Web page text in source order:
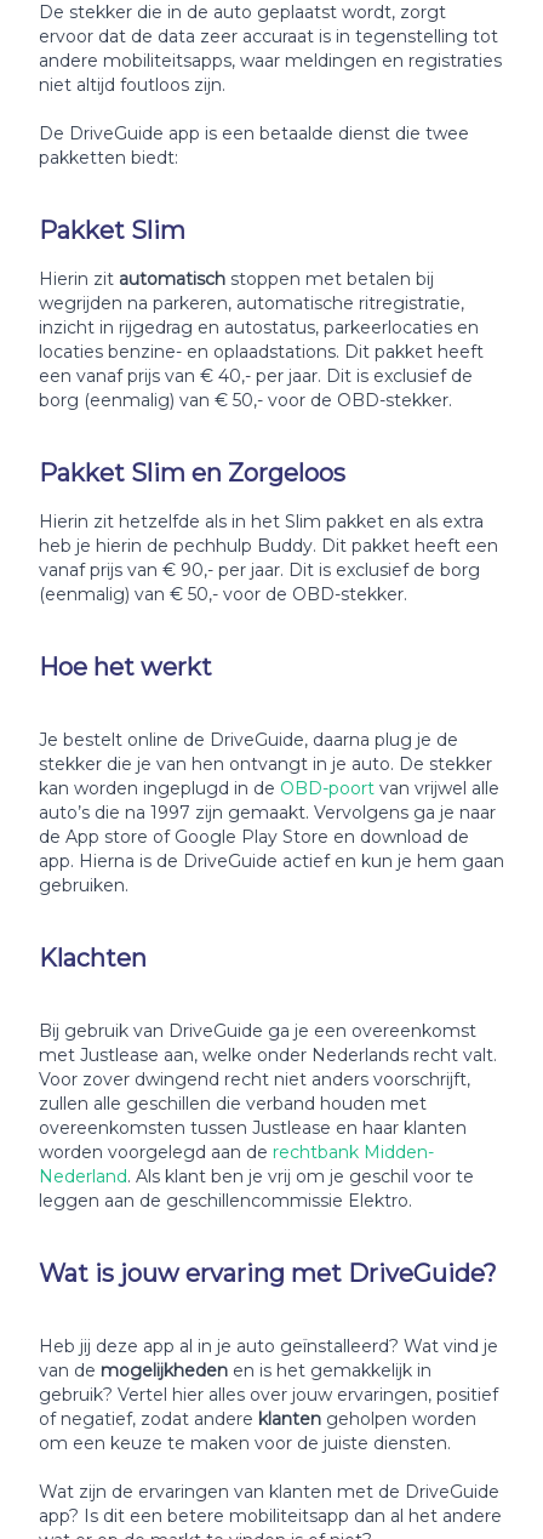
De stekker die in de auto geplaatst wordt, zorgt
ervoor dat de data zeer accuraat is in tegenstelling tot
andere mobiliteitsapps, waar meldingen en registraties
niet altijd foutloos zijn.
De DriveGuide app is een betaalde dienst die twee
pakketten biedt:
Pakket Slim
Hierin zit automatisch stoppen met betalen bij
wegrijden na parkeren, automatische ritregistratie,
inzicht in rijgedrag en autostatus, parkeerlocaties en
locaties benzine- en oplaadstations. Dit pakket heeft
een vanaf prijs van € 40,- per jaar. Dit is exclusief de
borg (eenmalig) van € 50,- voor de OBD-stekker.
Pakket Slim en Zorgeloos
Hierin zit hetzelfde als in het Slim pakket en als extra
heb je hierin de pechhulp Buddy. Dit pakket heeft een
vanaf prijs van € 90,- per jaar. Dit is exclusief de borg
(eenmalig) van € 50,- voor de OBD-stekker.
Hoe het werkt
Je bestelt online de DriveGuide, daarna plug je de
stekker die je van hen ontvangt in je auto. De stekker
kan worden ingeplugd in de OBD-poort van vrijwel alle
auto’s die na 1997 zijn gemaakt. Vervolgens ga je naar
de App store of Google Play Store en download de
app. Hierna is de DriveGuide actief en kun je hem gaan
gebruiken.
Klachten
Bij gebruik van DriveGuide ga je een overeenkomst
met Justlease aan, welke onder Nederlands recht valt.
Voor zover dwingend recht niet anders voorschrijft,
zullen alle geschillen die verband houden met
overeenkomsten tussen Justlease en haar klanten
worden voorgelegd aan de rechtbank Midden-
Nederland. Als klant ben je vrij om je geschil voor te
leggen aan de geschillencommissie Elektro.
Wat is jouw ervaring met DriveGuide?
Heb jij deze app al in je auto geïnstalleerd? Wat vind je
van de mogelijkheden en is het gemakkelijk in
gebruik? Vertel hier alles over jouw ervaringen, positief
of negatief, zodat andere klanten geholpen worden
om een keuze te maken voor de juiste diensten.
Wat zijn de ervaringen van klanten met de DriveGuide
app? Is dit een betere mobiliteitsapp dan al het andere